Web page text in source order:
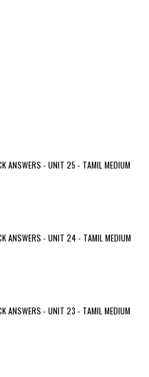
ANSWERS - UNIT 25 - TAMIL MEDIUM
ANSWERS - UNIT 24 - TAMIL MEDIUM
ANSWERS - UNIT 23 - TAMIL MEDIUM